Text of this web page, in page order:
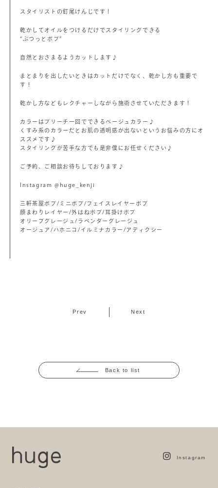
スタイリストの釘尾けんじです！
乾かしてオイルをつけるだけでスタイリングできる
“ぷつっとボブ”
自然とおさまるようカットします♪
まとまりを出したいときはカットだけでなく、乾かし方も重要で
す！
乾かし方などもレクチャーしながら施術させていただきます！
カラーはブリーチ一回でできるベージュカラー♪
くすみ系のカラーだとお肌の透明感が出ないというお悩みの方にオ
ススメです♪
スタイリングが苦手な方でも是非僕にお任せください♪
ご予約、ご相談お待ちしております♪
Instagram @huge_kenji
三軒茶屋ボブ/ミニボブ/フェイスレイヤーボブ
顔まわりレイヤー/外はねボブ/耳掛けボブ
オリーブグレージュ/ラベンダーグレージュ
オージュア/ハホニコ/イルミナカラー/アディクシー
Prev Next
Back to list
Instagram